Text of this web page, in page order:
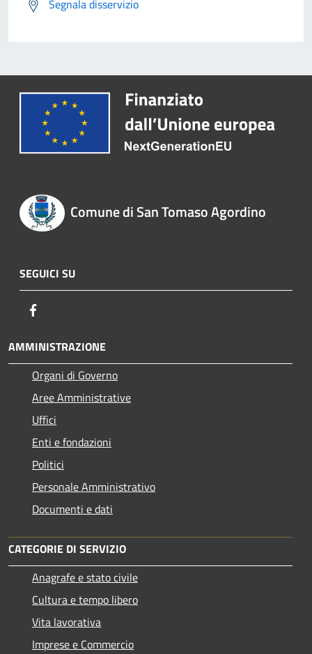
Segnala disservizio
Comune di San Tomaso Agordino
SEGUICI SU
AMMINISTRAZIONE
Organi di Governo
Aree Amministrative
Uffici
Enti e fondazioni
Politici
Personale Amministrativo
Documenti e dati
CATEGORIE DI SERVIZIO
Anagrafe e stato civile
Cultura e tempo libero
Vita lavorativa
Imprese e Commercio